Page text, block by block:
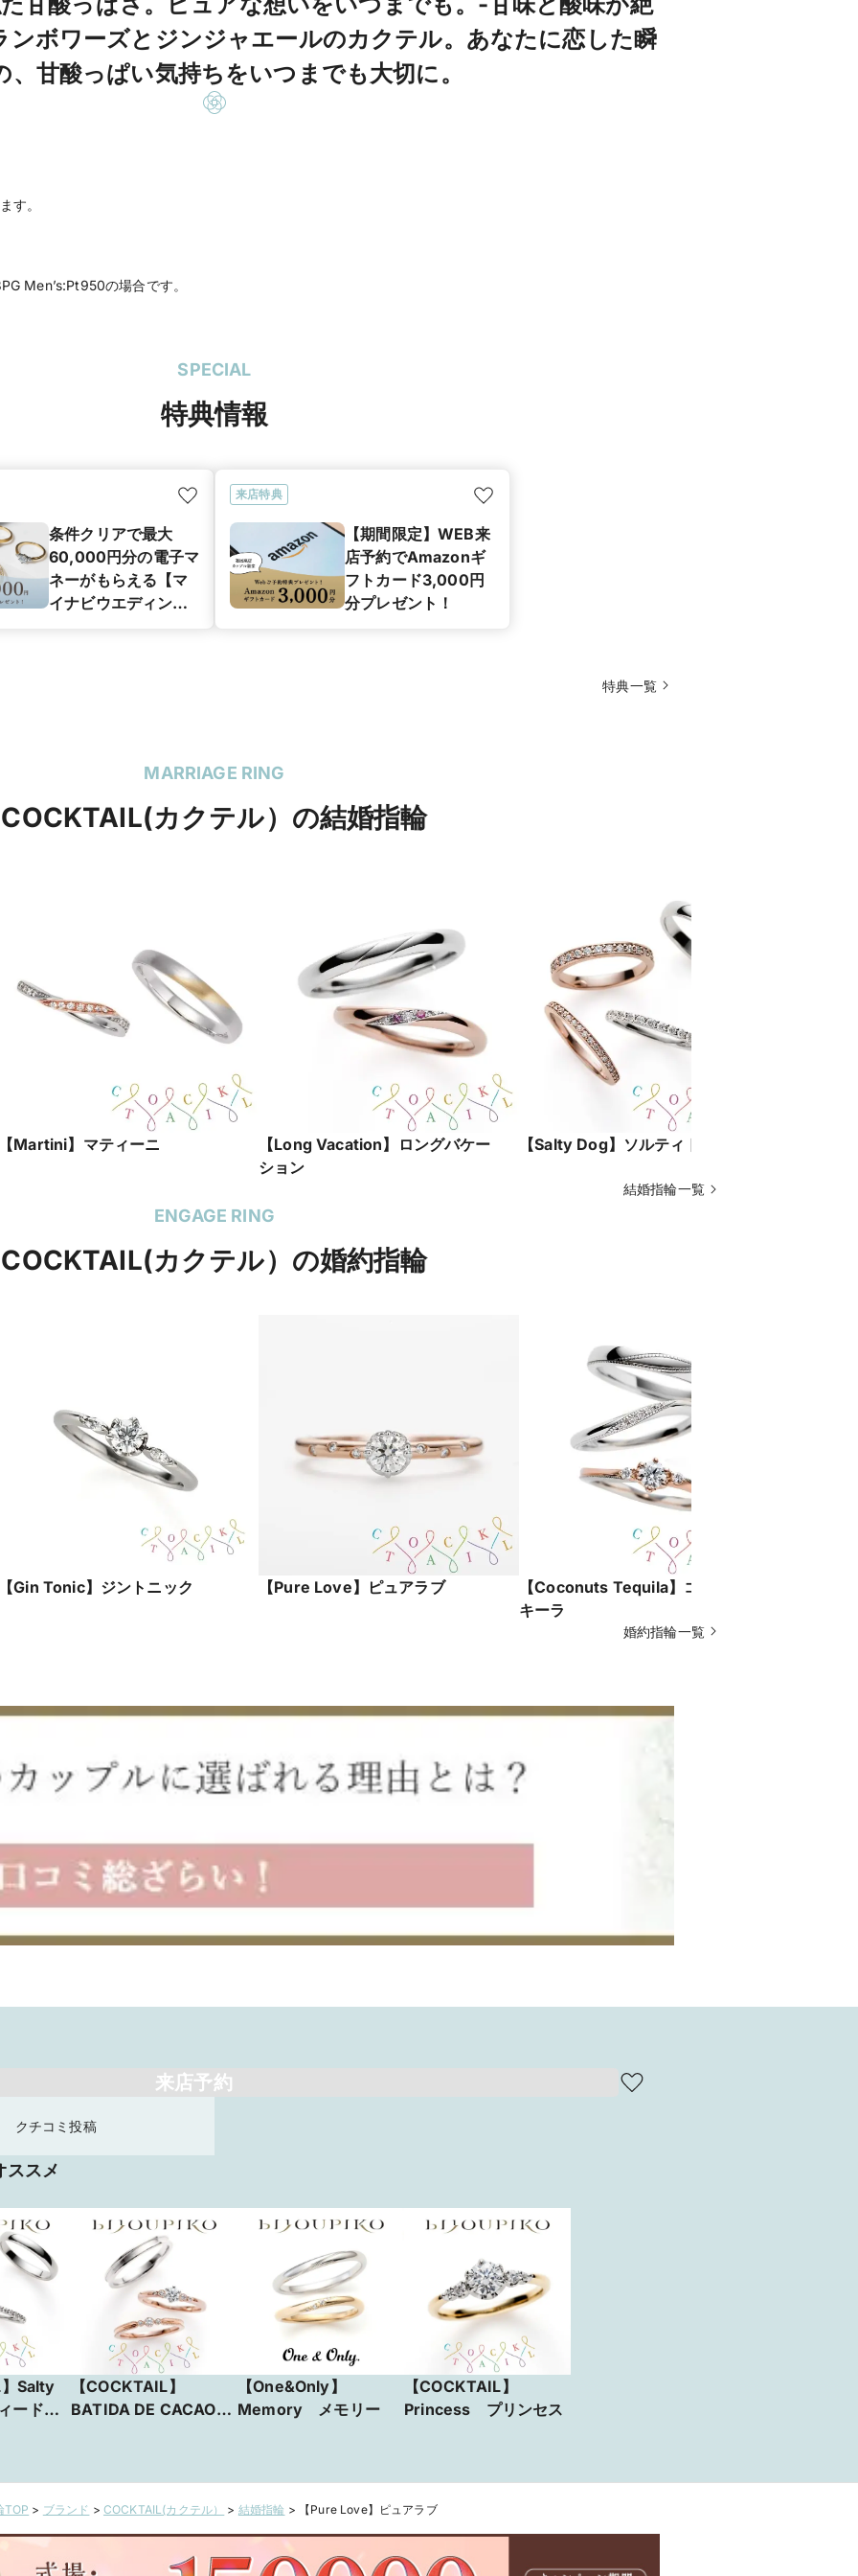
ンボワーズとジンジャエールのカクテル。あなたに恋した瞬
、甘酸っぱい気持ちをいつまでも大切に。
す。
Men’s:Pt950の場合です。
SPECIAL
特典情報
条件クリアで最大
60,000円分の電子マ
ネーがもらえる【マ
イナビウエディング
来店特典
【期間限定】WEB来
店予約でAmazonギ
フトカード3,000円
分プレゼント！
特典一覧
MARRIAGE RING
COCKTAIL(カクテル）の結婚指輪
Martini】マティーニ
【Long Vacation】ロングバケー
ション
【Salty Dog】ソルティドッグ
結婚指輪一覧
ENGAGE RING
COCKTAIL(カクテル）の婚約指輪
Gin Tonic】ジントニック 【Pure Love】ピュアラブ
【Coconuts Tequila】ココナッツテ
キーラ
婚約指輪一覧
来店予約
クチコミ投稿
ススメ
Salty
ードッ
【COCKTAIL】
BATIDA DE CACAO
【One&Only】
Memory メモリー
【COCKTAIL】
Princess プリンセス
TOP > ブランド > COCKTAIL(カクテル） > 結婚指輪 > 【Pure Love】ピュアラブ